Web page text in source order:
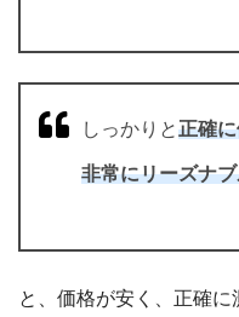
しっかりと正確
非常にリーズナ
と、価格が安く、正確に